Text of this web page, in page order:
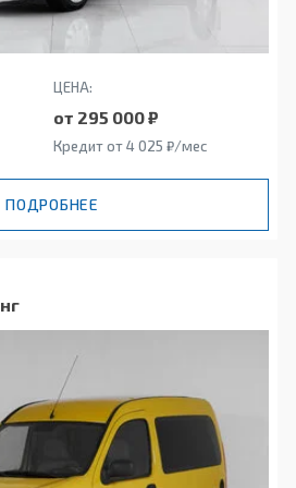
ЦЕНА:
от 295 000 ₽
Кредит от 4 025 ₽/мес
ПОДРОБНЕЕ